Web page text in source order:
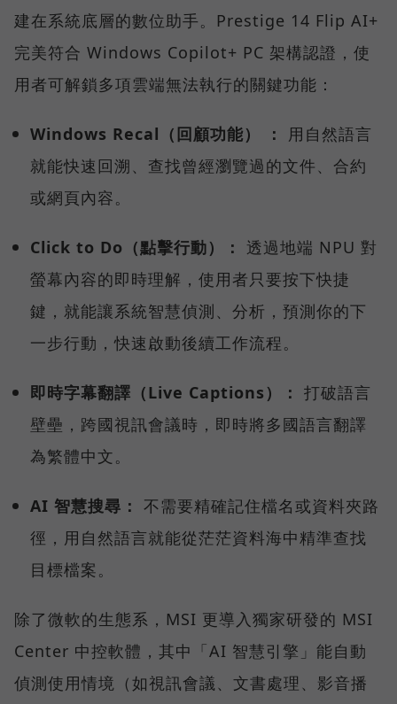
建在系統底層的數位助手。Prestige 14 Flip AI+
完美符合 Windows Copilot+ PC 架構認證，使
用者可解鎖多項雲端無法執行的關鍵功能：
Windows Recal（回顧功能） ：
用自然語言
就能快速回溯、查找曾經瀏覽過的文件、合約
或網頁內容。
Click to Do（點擊行動）： 透過地端 NPU 對
螢幕內容的即時理解，使用者只要按下快捷
鍵，就能讓系統智慧偵測、分析，預測你的下
一步行動，快速啟動後續工作流程。
即時字幕翻譯（Live Captions）： 打破語言
壁壘，跨國視訊會議時，即時將多國語言翻譯
為繁體中文。
AI 智慧搜尋： 不需要精確記住檔名或資料夾路
徑，用自然語言就能從茫茫資料海中精準查找
目標檔案。
除了微軟的生態系，MSI 更導入獨家研發的 MSI
Center 中控軟體，其中「AI 智慧引擎」能自動
偵測使用情境（如視訊會議、文書處理、影音播